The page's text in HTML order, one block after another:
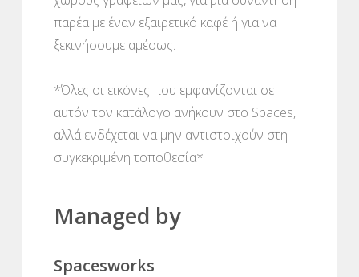
παρέα με έναν εξαιρετικό καφέ ή για να
ξεκινήσουμε αμέσως.
*Όλες οι εικόνες που εμφανίζονται σε
αυτόν τον κατάλογο ανήκουν στο Spaces,
αλλά ενδέχεται να μην αντιστοιχούν στη
συγκεκριμένη τοποθεσία*
Managed by
Spacesworks